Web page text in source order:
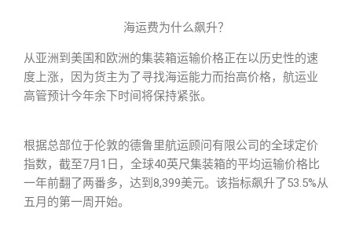
海运费为什么飙升？
从亚洲到美国和欧洲的集装箱运输价格正在以历史性的速
度上涨，因为货主为了寻找海运能力而抬高价格，航运业
高管预计今年余下时间将保持紧张。
根据总部位于伦敦的德鲁里航运顾问有限公司的全球定价
指数，截至7月1日，全球40英尺集装箱的平均运输价格比
一年前翻了两番多，达到8,399美元。该指标飙升了53.5%从
五月的第一周开始。